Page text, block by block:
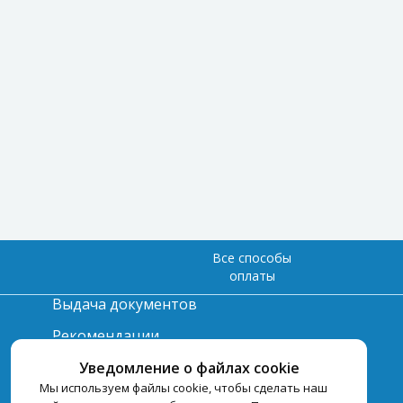
Уведомление о файлах cookie
Мы используем файлы cookie, чтобы сделать наш
Все способы
оплаты
Выдача документов
Рекомендации
Вопрос-ответ
Счет и оплата